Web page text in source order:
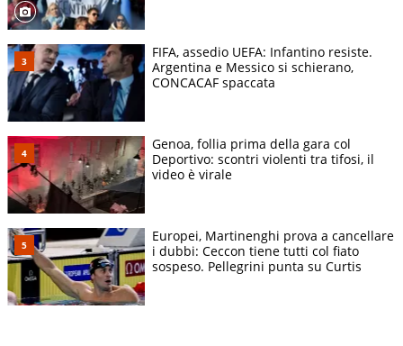
FIFA, assedio UEFA: Infantino resiste.
Argentina e Messico si schierano,
CONCACAF spaccata
Genoa, follia prima della gara col
Deportivo: scontri violenti tra tifosi, il
video è virale
Europei, Martinenghi prova a cancellare
i dubbi: Ceccon tiene tutti col fiato
sospeso. Pellegrini punta su Curtis